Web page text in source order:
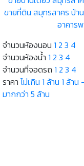
ขายที่ดิน สมุทรสาคร บ้า
อาคาร
จำนวนห้องนอน 1 2 3 4
จำนวนห้องน้ำ 1 2 3 4
จำนวนที่จอดรถ 1 2 3 4
ราคา ไม่เกิน 1 ล้าน 1 ล้าน
มากกว่า 5 ล้าน